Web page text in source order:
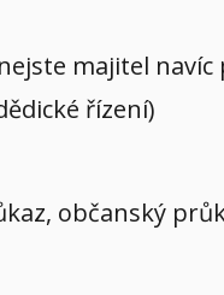
majitel
řízení)
občanský